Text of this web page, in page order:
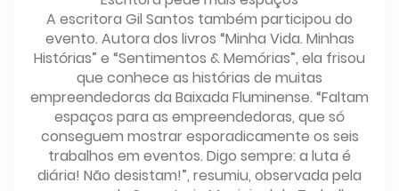
A escritora Gil Santos também participou do
evento. Autora dos livros “Minha Vida. Minhas
Histórias” e “Sentimentos & Memórias”, ela frisou
que conhece as histórias de muitas
empreendedoras da Baixada Fluminense. “Faltam
espaços para as empreendedoras, que só
conseguem mostrar esporadicamente os seis
trabalhos em eventos. Digo sempre: a luta é
diária! Não desistam!”, resumiu, observada pela